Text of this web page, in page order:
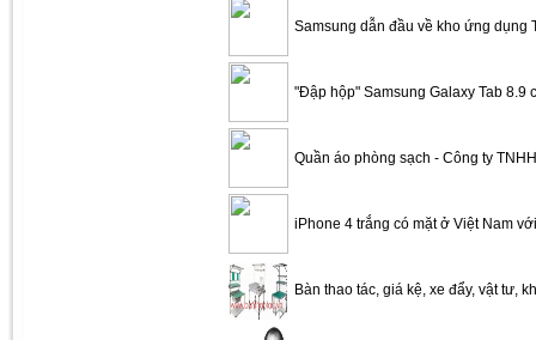
Samsung dẫn đầu về kho ứng dụng
"Đập hộp" Samsung Galaxy Tab 8.9
Quần áo phòng sạch - Công ty
iPhone 4 trắng có mặt ở Việt Nam
Bàn thao tác, giá kệ, xe đẩy, vật tư,